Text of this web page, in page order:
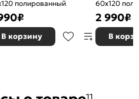
полированный
₽
В корзину
60х120
2 990₽
В
11